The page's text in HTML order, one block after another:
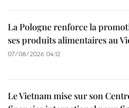
La Pologne renforce la
ses produits alimentaires au
07/08/2026 04:12
Le Vietnam mise sur son